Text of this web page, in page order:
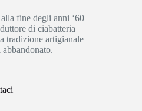
fine degli anni ‘60
di ciabatteria
tradizione artigianale